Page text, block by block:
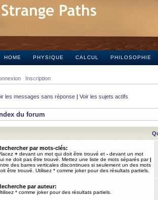
HOME PHYSIQUE CALCUL PHILOSOPHIE
Inscription
les messages sans réponse | Voir les sujets actifs
du forum
par mots-clés:
+ devant un mot qui doit être trouvé et - devant un mot
ne doit pas être trouvé. Mettez une liste de mots séparés par|
des barres verticales discontinues si seulement un des mots
être trouvé. Utilisez * comme joker pour des résultats partiels.
par auteur:
* comme joker pour des résultats partiels.